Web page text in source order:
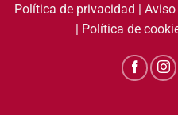
Política de privacidad |
| Política de